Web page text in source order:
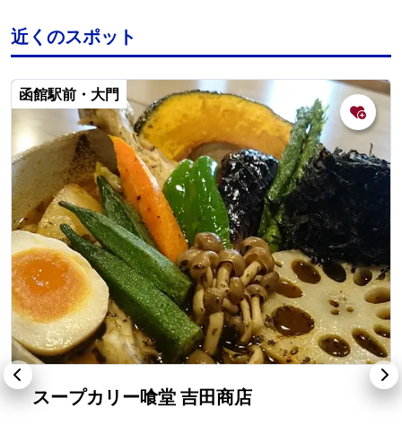
近くのスポット
函館駅前・大門
スープカリー喰堂 吉田商店